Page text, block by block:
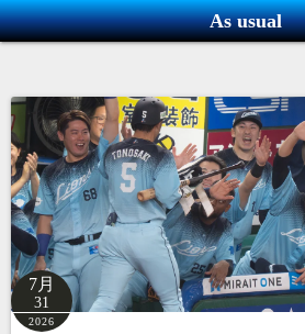
コ
ン
ン
ツ
へ
ス
キ
ッ
プ
As usual
7月
31
2026